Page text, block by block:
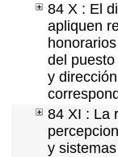
84 X : El
apliquen
del
y
84 XI : La
y